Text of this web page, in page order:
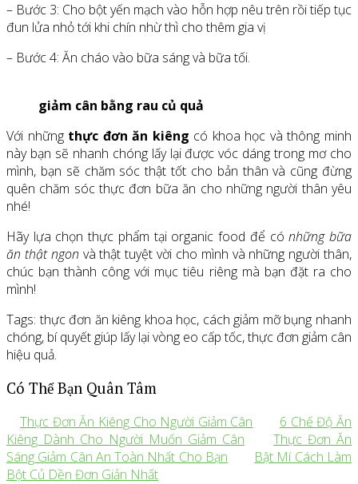
– Bước 3: Cho bột yến mạch vào hỗn hợp nêu trên rồi tiếp tục
đun lửa nhỏ tới khi chín nhừ thì cho thêm gia vị
– Bước 4: Ăn cháo vào bữa sáng và bữa tối.
giảm cân bằng rau củ quả
Với những thực đơn ăn kiêng có khoa học và thông minh
này bạn sẽ nhanh chóng lấy lại được vóc dáng trong mơ cho
mình, bạn sẽ chăm sóc thật tốt cho bản thân và cũng đừng
quên chăm sóc thực đơn bữa ăn cho những người thân yêu
nhé!
Hãy lựa chọn thực phẩm tại organic food để cónhững bữa
ăn thật ngon và thật tuyệt vời cho mình và những người thân,
chúc bạn thành công với mục tiêu riêng mà bạn đặt ra cho
mình!
Tags: thực đơn ăn kiêng khoa học, cách giảm mỡ bụng nhanh
chóng, bí quyết giúp lấy lại vòng eo cấp tốc, thực đơn giảm cân
hiệu quả.
Có Thể Bạn Quân Tâm
Thực Đơn Ăn Kiêng Cho Người Giảm Cân
6 Chế Độ Ăn
Kiêng Dành Cho Người Muốn Giảm Cân
Thực Đơn Ăn
Sáng Giảm Cân An Toàn Nhất Cho Bạn
Bật Mí Cách Làm
Bột Củ Dền Đơn Giản Nhất